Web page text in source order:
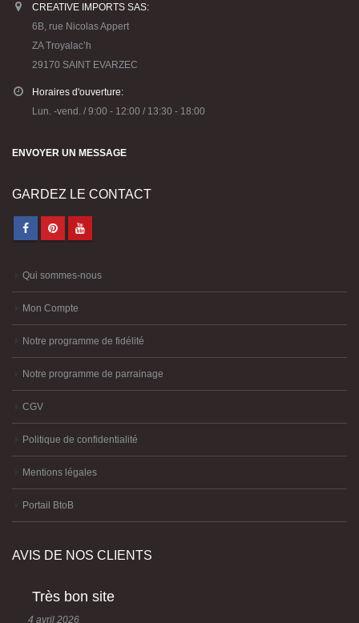
CREATIVE IMPORTS SAS:
6B, rue Nicolas Appert
ZA Troyalac’h
29170 SAINT EVARZEC
Horaires d'ouverture:
Lun. -vend. / 9:00 - 12:00 / 13:30 - 18:00
ENVOYER UN MESSAGE
GARDEZ LE CONTACT
Qui sommes-nous
Mon Compte
Notre programme de fidélité
Notre programme de parrainage
CGV
Politique de confidentialité
Mentions légales
Portail BtoB
AVIS DE NOS CLIENTS
Très bon site
4 avril 2026